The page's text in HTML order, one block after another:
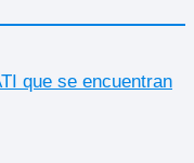
que se encuentran